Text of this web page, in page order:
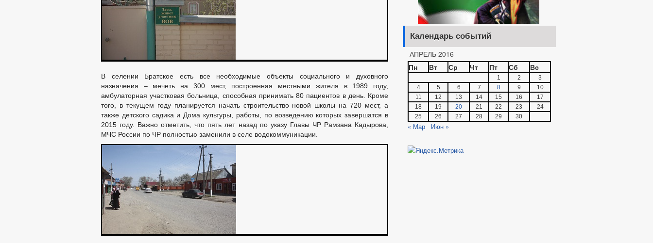
В селении Братское есть все необходимые объекты социального и духовного
назначения – мечеть на 300 мест, построенная местными жителя в 1989 году,
амбулаторная участковая больница, способная принимать 80 пациентов в день. Кроме
того, в текущем году планируется начать строительство новой школы на 720 мест, а
также детского садика и Дома культуры, работы, по возведению которых завершатся в
2015 году. Важно отметить, что пять лет назад по указу Главы ЧР Рамзана Кадырова,
МЧС России по ЧР полностью заменили в селе водокоммуникации.
Календарь событий
АПРЕЛЬ 2016
Пн
Вт Ср Чт Пт Сб Вс
1 2
3
4
5 6 7 8 9
10
11
12 13 14 15 16
17
18
19 20 21 22 23
24
25
26 27 28 29 30
« Мар Июн »